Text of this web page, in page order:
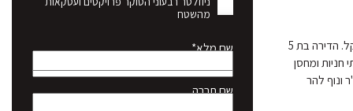
בפרויקט החדשני סביון וויו בירושלים, מבית אפריקה ישראל, נמכרה דירת פנטהאוז במחיר 16.2 מיליון שקל. הדירה בת 5
שטח הדירה 175 מ"ר בנוי ומרפסות בשטח 62 מ"ר, שתי חניות ומחסן
– פנטהאוז בן חמישה חדרים בשטח 158 מ"ר, עם מרפסות בשטח 52 מ"ר ונוף להר
מהשטח
שם מלא*
שם חברה